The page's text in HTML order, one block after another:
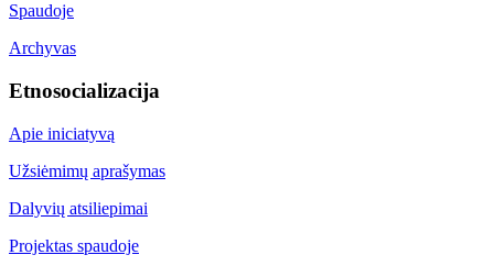
Spaudoje
Archyvas
Etnosocializacija
Apie iniciatyvą
Užsiėmimų aprašymas
Dalyvių atsiliepimai
Projektas spaudoje